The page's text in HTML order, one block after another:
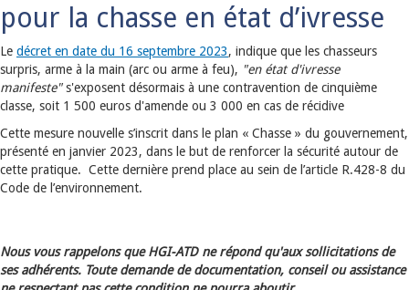
pour la chasse en état d’ivresse
Le décret en date du 16 septembre 2023, indique que les chasseurs
surpris, arme à la main (arc ou arme à feu), "en état d'ivresse
manifeste"s'exposent désormais à une contravention de cinquième
classe, soit 1 500 euros d'amende ou 3 000 en cas de récidive
Cette mesure nouvelle s’inscrit dans le plan « Chasse » du gouvernement,
présenté en janvier 2023, dans le but de renforcer la sécurité autour de
cette pratique. Cette dernière prend place au sein de l’article R.428-8 du
Code de l’environnement.
Nous vous rappelons que HGI-ATD ne répond qu'aux sollicitations de
ses adhérents. Toute demande de documentation, conseil ou assistance